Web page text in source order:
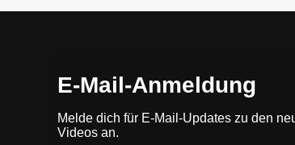
E-Mail-Anmeldung
Melde dich für E-Mail-Updates zu den
Videos an.